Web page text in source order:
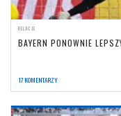
RELACJE
BAYERN PONOWNIE
17 KOMENTARZY